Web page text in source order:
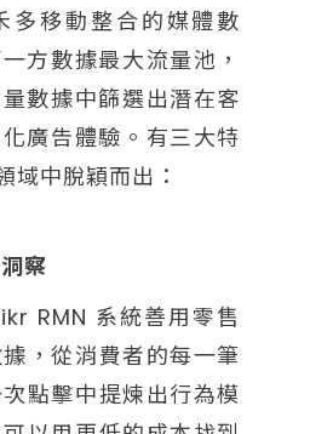
多移動整合的媒體數
方數據最大流量池，
數據中篩選出潛在客
廣告體驗。有三大特
域中脫穎而出：
察
RMN 系統善用零售
，從消費者的每一筆
點擊中提煉出行為模